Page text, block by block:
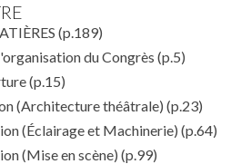
(p.189)
du Congrès (p.5)
(p.15)
(Architecture théâtrale) (p.23)
(Éclairage et Machinerie) (p.64)
(Mise en scène) (p.99)